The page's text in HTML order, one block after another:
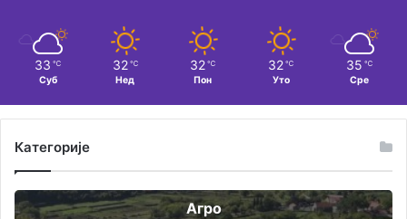
33 ℃
Суб
32 ℃
Нед
32 ℃
Пон
32 ℃
Уто
35 ℃
Сре
Категорије
Агро